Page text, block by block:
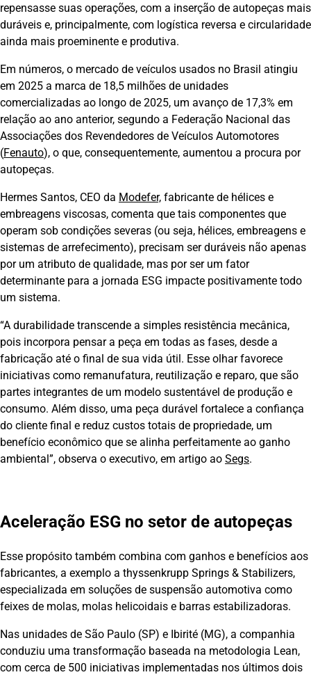
repensasse suas operações, com a inserção de autopeças mais
duráveis e, principalmente, com logística reversa e circularidade
ainda mais proeminente e produtiva.
Em números, o mercado de veículos usados no Brasil atingiu
em 2025 a marca de 18,5 milhões de unidades
comercializadas ao longo de 2025, um avanço de 17,3% em
relação ao ano anterior, segundo a Federação Nacional das
Associações dos Revendedores de Veículos Automotores
(Fenauto), o que, consequentemente, aumentou a procura por
autopeças.
Hermes Santos, CEO da Modefer, fabricante de hélices e
embreagens viscosas, comenta que tais componentes que
operam sob condições severas (ou seja, hélices, embreagens e
sistemas de arrefecimento), precisam ser duráveis não apenas
por um atributo de qualidade, mas por ser um fator
determinante para a jornada ESG impacte positivamente todo
um sistema.
“A durabilidade transcende a simples resistência mecânica,
pois incorpora pensar a peça em todas as fases, desde a
fabricação até o final de sua vida útil. Esse olhar favorece
iniciativas como remanufatura, reutilização e reparo, que são
partes integrantes de um modelo sustentável de produção e
consumo. Além disso, uma peça durável fortalece a confiança
do cliente final e reduz custos totais de propriedade, um
benefício econômico que se alinha perfeitamente ao ganho
ambiental”, observa o executivo, em artigo ao Segs.
Aceleração ESG no setor de autopeças
Esse propósito também combina com ganhos e benefícios aos
fabricantes, a exemplo a thyssenkrupp Springs & Stabilizers,
especializada em soluções de suspensão automotiva como
feixes de molas, molas helicoidais e barras estabilizadoras.
Nas unidades de São Paulo (SP) e Ibirité (MG), a companhia
conduziu uma transformação baseada na metodologia Lean,
com cerca de 500 iniciativas implementadas nos últimos dois